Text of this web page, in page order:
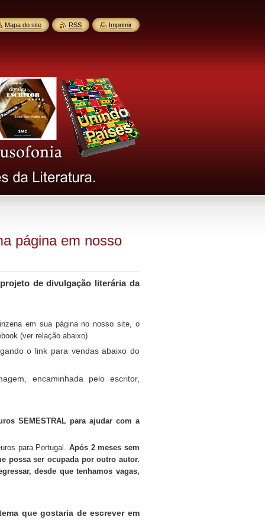
página em nosso
de divulgação literária da
em sua página no nosso site, o
(ver relação abaixo)
o link para vendas abaixo do
encaminhada pelo escritor,
SEMESTRAL para ajudar com a
para Portugal.Após 2 meses sem
possa ser ocupada por outro autor.
desde que tenhamos vagas,
que gostaria de escrever em
Mapa do site RSS Imprimir